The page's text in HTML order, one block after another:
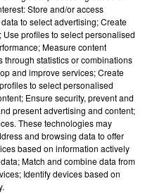
robin-de-sa/
2026 à 18h00
2026 à 23h00
Store and/or access
to select advertising; Create
profiles to select personalised
Measure content
statistics or combinations
and improve services; Create
to select personalised
Ensure security, prevent and
present advertising and content;
These technologies may
and browsing data to offer
based on information actively
Match and combine data from
Identify devices based on